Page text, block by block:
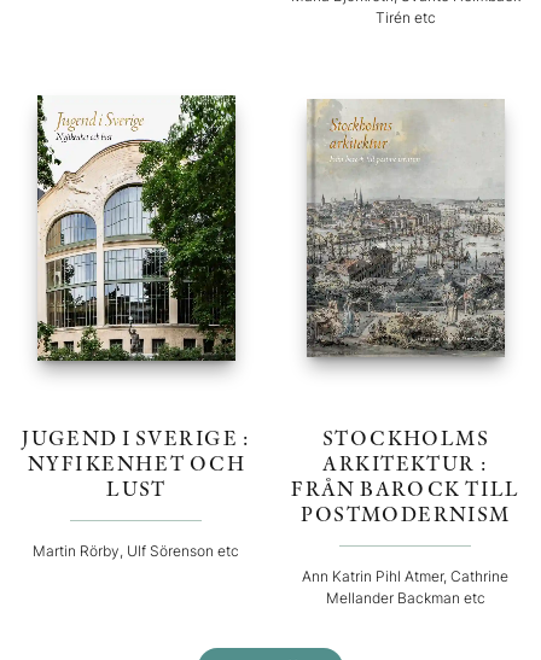
Tirén etc
JUGEND I SVERIGE :
NYFIKENHET OCH
LUST
Martin Rörby, Ulf Sörenson etc
STOCKHOLMS
ARKITEKTUR :
FRÅN BAROCK TILL
POSTMODERNISM
Ann Katrin Pihl Atmer, Cathrine
Mellander Backman etc